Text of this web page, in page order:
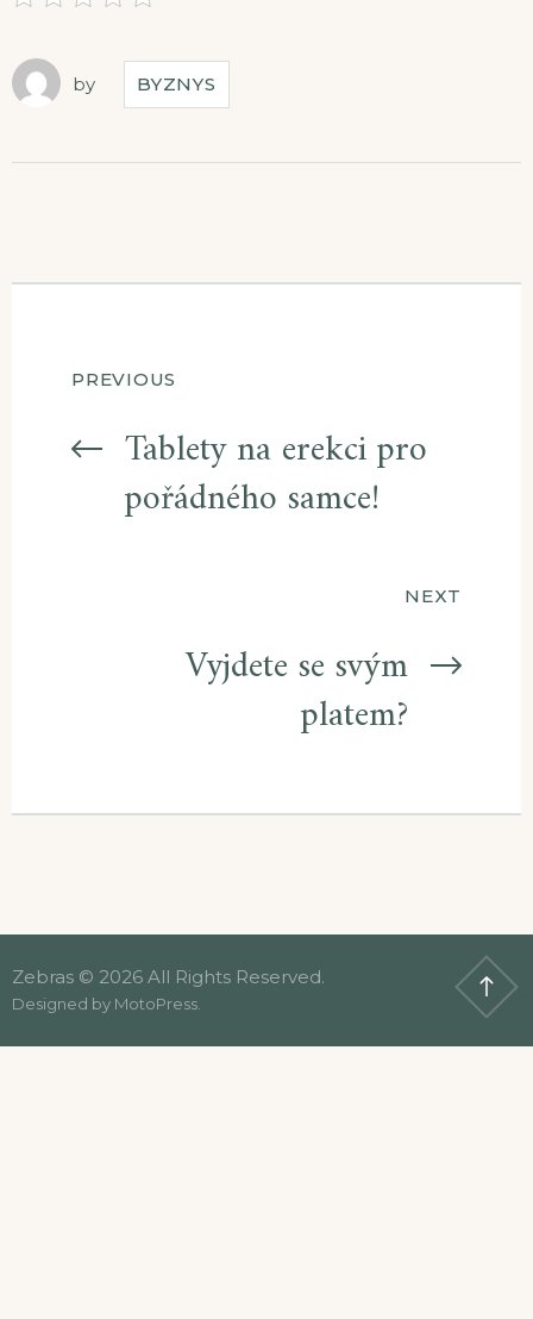
by BYZNYS
Navigace
pro
příspěvek
PREVIOUS
Tablety na erekci pro
pořádného samce!
NEXT
Vyjdete se svým
platem?
Zebras © 2026 All Rights Reserved.
Designed by MotoPress